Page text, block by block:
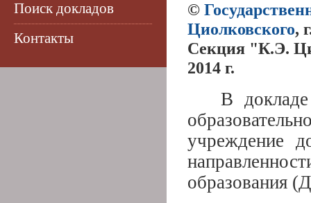
Поиск докладов
Контакты
©
Циолковского,
Секция "К.Э.
2014 г.
В
учреждение
образования